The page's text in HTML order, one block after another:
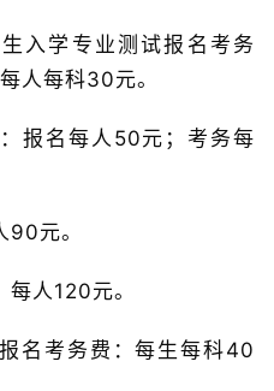
入学专业测试报名考务
人每科30元。
报名每人50元；考务每
元。
人120元。
名考务费：每生每科40